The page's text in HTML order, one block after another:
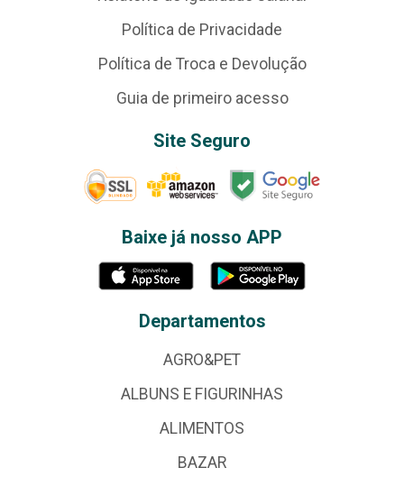
Política de Privacidade
Política de Troca e Devolução
Guia de primeiro acesso
Site Seguro
Baixe já nosso APP
Departamentos
AGRO&PET
ALBUNS E FIGURINHAS
ALIMENTOS
BAZAR